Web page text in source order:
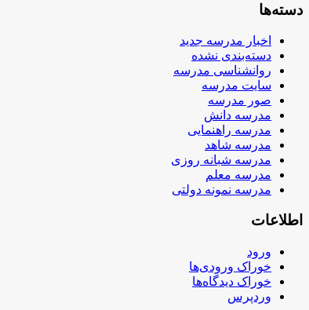
دسته‌ها
اخبار مدرسه جدید
دسته‌بندی نشده
روانشناسی مدرسه
سایت مدرسه
صور مدرسه
مدرسه دانش
مدرسه راهنمایی
مدرسه شاهد
مدرسه شبانه روزی
مدرسه معلم
مدرسه نمونه دولتی
اطلاعات
ورود
خوراک ورودی‌ها
خوراک دیدگاه‌ها
وردپرس